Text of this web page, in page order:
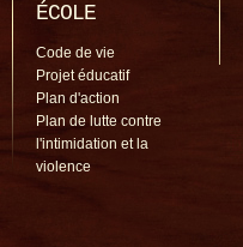
ÉCOLE
Code de vie
Projet éducatif
Plan d'action
Plan de lutte contre
l'intimidation et la
violence